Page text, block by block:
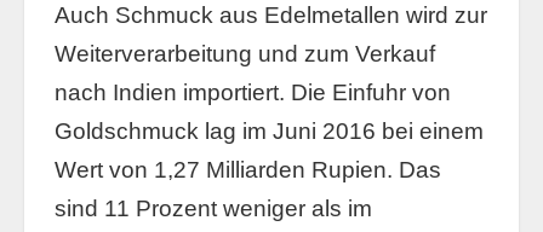
Auch Schmuck aus Edelmetallen wird zur
Weiterverarbeitung und zum Verkauf
nach Indien importiert. Die Einfuhr von
Goldschmuck lag im Juni 2016 bei einem
Wert von 1,27 Milliarden Rupien. Das
sind 11 Prozent weniger als im